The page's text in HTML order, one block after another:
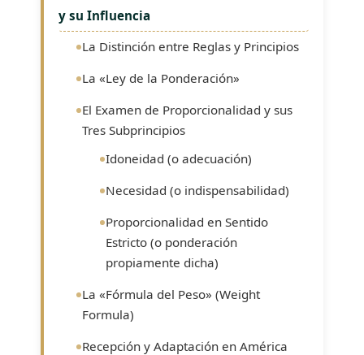
y su Influencia
La Distinción entre Reglas y Principios
La «Ley de la Ponderación»
El Examen de Proporcionalidad y sus
Tres Subprincipios
Idoneidad (o adecuación)
Necesidad (o indispensabilidad)
Proporcionalidad en Sentido
Estricto (o ponderación
propiamente dicha)
La «Fórmula del Peso» (Weight
Formula)
Recepción y Adaptación en América